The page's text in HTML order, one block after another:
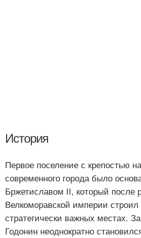
История
Первое поселение с крепостью
современного города было
Бржетиславом II, который после
Велкоморавской империи
стратегически важных местах.
Годонин неоднократно